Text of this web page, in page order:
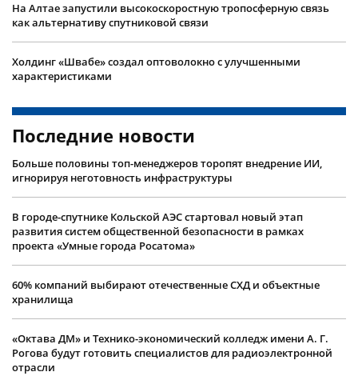
На Алтае запустили высокоскоростную тропосферную связь
как альтернативу спутниковой связи
Холдинг «Швабе» создал оптоволокно с улучшенными
характеристиками
Последние новости
Больше половины топ-менеджеров торопят внедрение ИИ,
игнорируя неготовность инфраструктуры
В городе-спутнике Кольской АЭС стартовал новый этап
развития систем общественной безопасности в рамках
проекта «Умные города Росатома»
60% компаний выбирают отечественные СХД и объектные
хранилища
«Октава ДМ» и Технико-экономический колледж имени А. Г.
Рогова будут готовить специалистов для радиоэлектронной
отрасли